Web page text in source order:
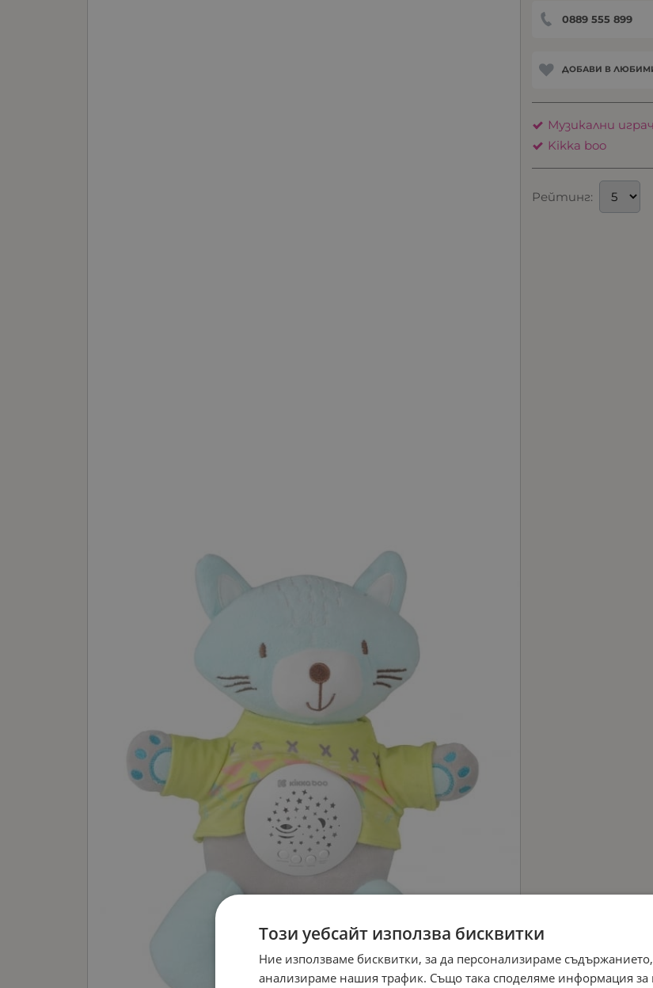
0889 555 899
ДОБАВИ В
Музикални
Kikka boo
Рейтинг:
Този уебсайт използва бисквитки
Ние използваме бисквитки, за да персонализираме
анализираме нашия трафик. Също така споделяме информация за